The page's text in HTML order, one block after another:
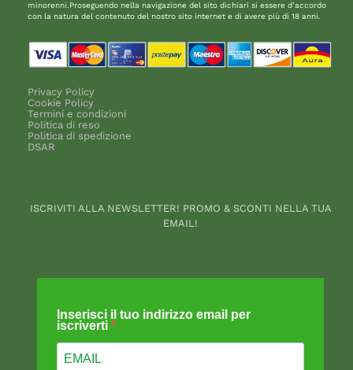
minorenni.Proseguendo nella navigazione del sito dichiari si essere d’accordo
con la natura del contenuto del nostro sito internet e di avere più di 18 anni.
Privacy Policy
Cookie Policy
Termini e condizioni
Politica di reso
Politica di spedizione
DSAR
ISCRIVITI ALLA NEWSLETTER! PROMO & SCONTI NELLA TUA
EMAIL!
Inserisci il tuo indirizzo email per
iscriverti